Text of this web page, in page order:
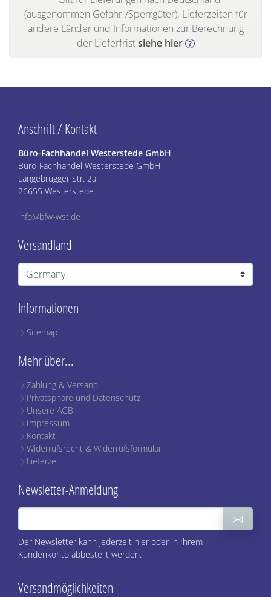
(ausgenommen Gefahr-/Sperrgüter). Lieferzeiten für
andere Länder und Informationen zur Berechnung
der Lieferfristsiehe hier
Informationen
Sitemap
Mehr über...
Zahlung & Versand
Privatsphäre und Datenschutz
Unsere AGB
Impressum
Kontakt
Widerrufsrecht & Widerrufsformular
Lieferzeit
Anschrift / Kontakt
Büro-Fachhandel Westerstede GmbH
Büro-Fachhandel Westerstede GmbH
Langebrügger Str. 2a
26655 Westerstede
info@bfw-wst.de
Versandland
Newsletter-Anmeldung
Der Newsletter kann jederzeit hier oder in Ihrem
Kundenkonto abbestellt werden.
Versandmöglichkeiten